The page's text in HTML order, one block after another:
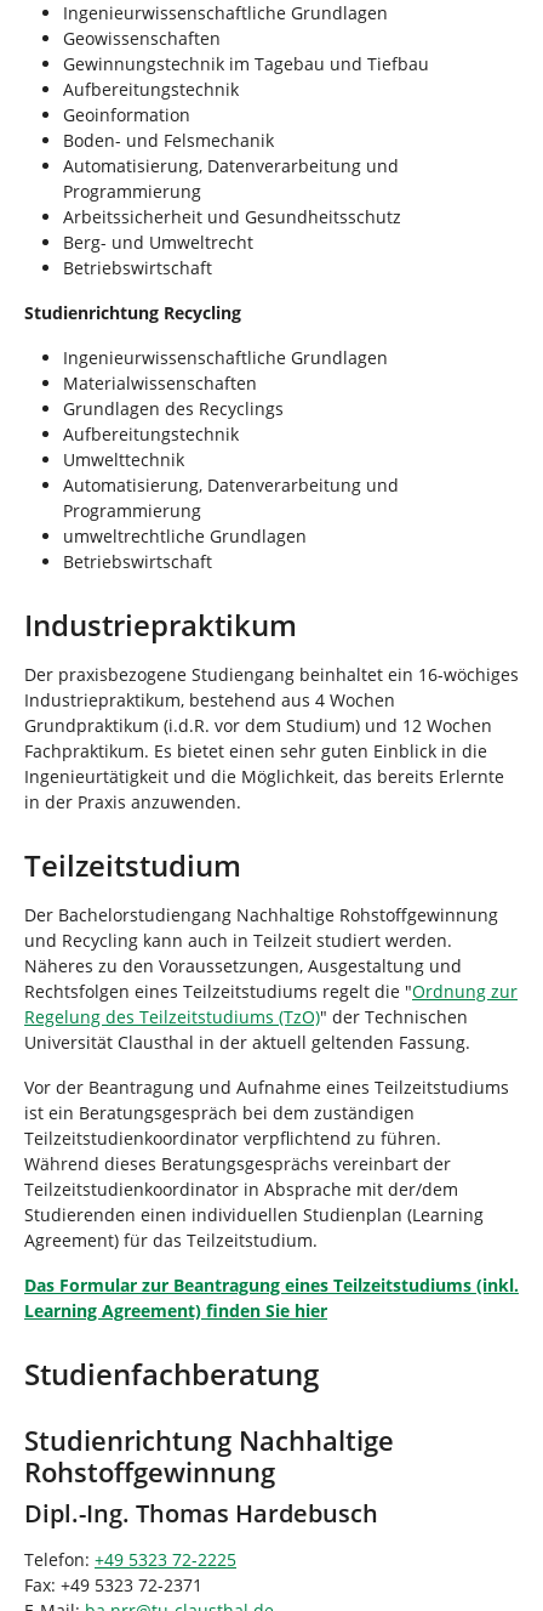
Ingenieurwissenschaftliche Grundlagen
Geowissenschaften
Gewinnungstechnik im Tagebau und Tiefbau
Aufbereitungstechnik
Geoinformation
Boden- und Felsmechanik
Automatisierung, Datenverarbeitung und
Programmierung
Arbeitssicherheit und Gesundheitsschutz
Berg- und Umweltrecht
Betriebswirtschaft
Studienrichtung Recycling
Ingenieurwissenschaftliche Grundlagen
Materialwissenschaften
Grundlagen des Recyclings
Aufbereitungstechnik
Umwelttechnik
Automatisierung, Datenverarbeitung und
Programmierung
umweltrechtliche Grundlagen
Betriebswirtschaft
Industriepraktikum
Der praxisbezogene Studiengang beinhaltet ein 16-wöchiges
Industriepraktikum, bestehend aus 4 Wochen
Grundpraktikum (i.d.R. vor dem Studium) und 12 Wochen
Fachpraktikum. Es bietet einen sehr guten Einblick in die
Ingenieurtätigkeit und die Möglichkeit, das bereits Erlernte
in der Praxis anzuwenden.
Teilzeitstudium
Der Bachelorstudiengang Nachhaltige Rohstoffgewinnung
und Recycling kann auch in Teilzeit studiert werden.
Näheres zu den Voraussetzungen, Ausgestaltung und
Rechtsfolgen eines Teilzeitstudiums regelt die "Ordnung zur
Regelung des Teilzeitstudiums (TzO)" der Technischen
Universität Clausthal in der aktuell geltenden Fassung.
Vor der Beantragung und Aufnahme eines Teilzeitstudiums
ist ein Beratungsgespräch bei dem zuständigen
Teilzeitstudienkoordinator verpflichtend zu führen.
Während dieses Beratungsgesprächs vereinbart der
Teilzeitstudienkoordinator in Absprache mit der/dem
Studierenden einen individuellen Studienplan (Learning
Agreement) für das Teilzeitstudium.
Das Formular zur Beantragung eines Teilzeitstudiums (inkl.
Learning Agreement) finden Sie hier
Studienfachberatung
Studienrichtung Nachhaltige
Rohstoffgewinnung
Dipl.-Ing. Thomas Hardebusch
Telefon: +49 5323 72-2225
Fax: +49 5323 72-2371